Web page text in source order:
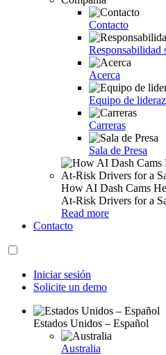
Contacto
Responsabilidad
Acerca
Equipo de
Carreras
Sala de Presa
How AI Dash Cams
At-Risk Drivers for a
Read more
Contacto
Iniciar sesión
Solicite un demo
Estados Unidos – Español
Australia